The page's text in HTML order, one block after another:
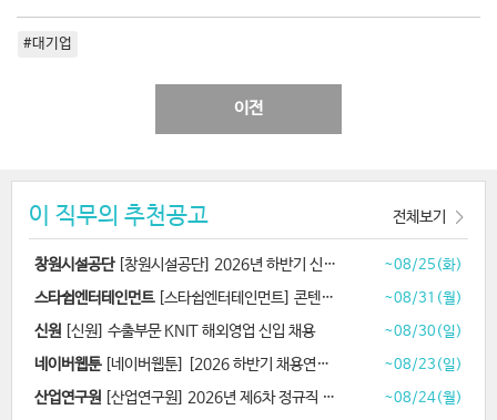
#대기업
이전
이 직무의 추천공고
창원시설공단[창원시설공단] 2026년 하반기 신규직원 공개경쟁 채용 ~08/25(화)
스타쉽엔터테인먼트[스타쉽엔터테인먼트] 콘텐츠 디자이너 채용 ~08/31(월)
신원 [신원] 수출부문 KNIT 해외영업 신입 채용 ~08/30(일)
네이버웹툰[네이버웹툰] [2026 하반기 채용연계형 인턴십] AI 애니메이션 제작 ~08/23(일)
산업연구원 [산업연구원] 2026년 제6차 정규직 채용 ~08/24(월)
전체보기